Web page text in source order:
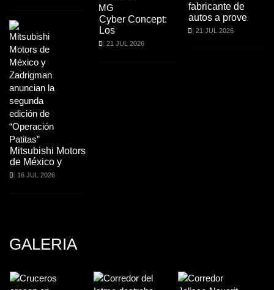
Mitsubishi Motors
de México y
16 JUL 2026
Cyber Concept:
Los
21 JUL 2026
fabricante de
autos a prove
21 JUL 2026
GALERIA